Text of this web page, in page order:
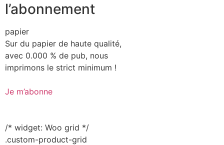
l’abonnement
papier
Sur du papier de haute qualité,
avec 0.000 % de pub, nous
imprimons le strict minimum !
Je m’abonne
/* widget: Woo grid */
.custom-product-grid